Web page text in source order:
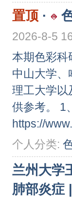
置顶 ·
2026-8-5
本期色彩科
中山大学、
理工大学以
供参考。 1
https://
个人分类:
兰州大学
肺部炎症